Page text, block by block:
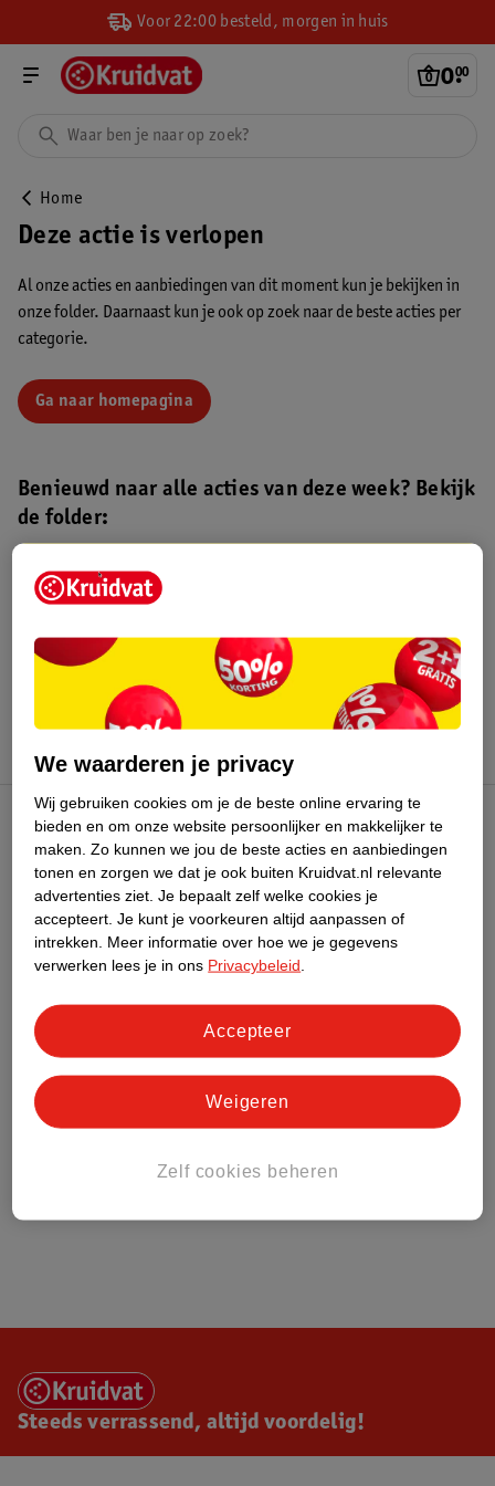
Voor 22:00 besteld, morgen in huis
0.
00
Home
Deze actie is verlopen
Al onze acties en aanbiedingen van dit moment kun je bekijken in
onze folder. Daarnaast kun je ook op zoek naar de beste acties per
categorie.
Ga naar homepagina
Benieuwd naar alle acties van deze week? Bekijk
de folder:
Kruidvat folder
augustus 2026.
Kruidvat Club
Klantenservice
Over Kruidvat
Steeds verrassend, altijd voordelig!
We waarderen je privacy
Wij gebruiken cookies om je de beste online ervaring te
bieden en om onze website persoonlijker en makkelijker te
maken. Zo kunnen we jou de beste acties en aanbiedingen
tonen en zorgen we dat je ook buiten Kruidvat.nl relevante
advertenties ziet. Je bepaalt zelf welke cookies je
accepteert. Je kunt je voorkeuren altijd aanpassen of
intrekken.
Meer informatie over hoe we je gegevens
verwerken lees je in ons Privacybeleid
Zelf cookies beheren
Weigeren
Accepteer